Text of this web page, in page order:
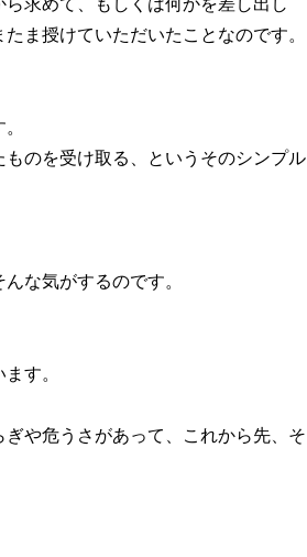
ま授けていただいたことなのです。
のを受け取る、というそのシンプル
な気がするのです。
す。
や危うさがあって、これから先、そ